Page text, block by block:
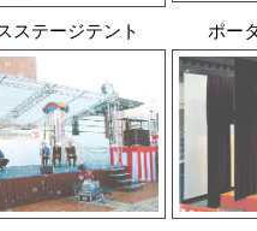
ステージテント ポー